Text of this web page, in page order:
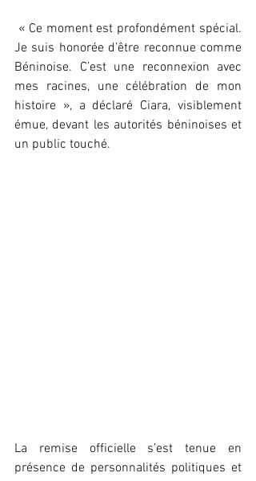
Je suis honorée d’être reconnue comme
Béninoise. C’est une reconnexion avec
mes racines, une célébration de mon
histoire », a déclaré Ciara, visiblement
émue, devant les autorités béninoises et
un public touché.
La remise officielle s’est tenue en
présence de personnalités politiques et